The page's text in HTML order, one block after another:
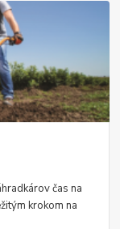
čas na
krokom na